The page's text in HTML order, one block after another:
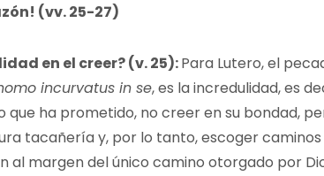
(vv. 25-27)
en el creer? (v. 25):Para Lutero, el
incurvatus in se, es la incredulidad, es
que ha prometido, no creer en su bondad,
tacañería y, por lo tanto, escoger
al margen del único camino otorgado por